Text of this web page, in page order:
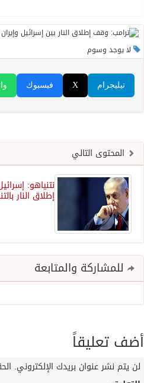
لا يوجد وسوم
فيسبوك X تيليجرام
المحتوى التالي
نتنياهو:
إطلاق النار
للمشاركة والمتابعة
أضف تعليقاً
لن يتم نشر عنوان بريدك الإلكتروني.